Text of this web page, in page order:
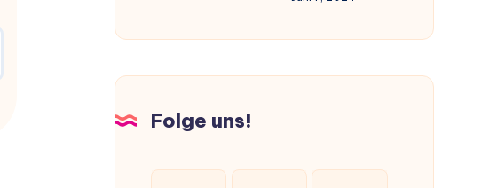
Hunden
ausgeschieden
Folge uns!